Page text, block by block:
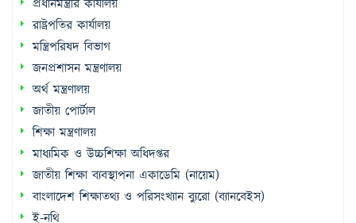
প্রধানমন্ত্রীর কার্যালয়
রাষ্ট্রপতির কার্যালয়
মন্ত্রিপরিষদ বিভাগ
জনপ্রশাসন মন্ত্রণালয়
অর্থ মন্ত্রণালয়
জাতীয় পোর্টাল
শিক্ষা মন্ত্রণালয়
মাধ্যমিক ও উচ্চশিক্ষা অধিদপ্তর
জাতীয় শিক্ষা ব্যবস্থাপনা একাডেমি (নায়েম)
বাংলাদেশ শিক্ষাতথ্য ও পরিসংখ্যান ব্যুরো (ব্যানবেইস)
ই-নথি